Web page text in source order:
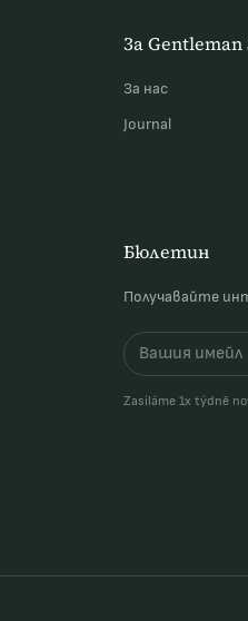
За Gentleman
За наc
Journal
Бюлетин
Получавайте
Zasíláme 1x týdně